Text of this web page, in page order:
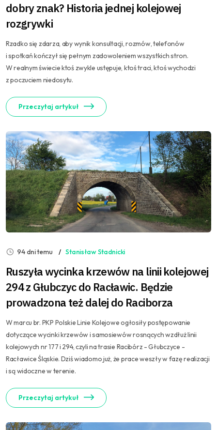
dobry znak? Historia jednej kolejowej
rozgrywki
Rzadko się zdarza, aby wynik konsultacji, rozmów, telefonów
i spotkań kończył się pełnym zadowoleniem wszystkich stron.
W realnym świecie ktoś zwykle ustępuje, ktoś traci, ktoś wychodzi
z poczuciem niedosytu.
Przeczytaj artykuł
94 dni temu Stanisław Stadnicki
Ruszyła wycinka krzewów na linii kolejowej
294 z Głubczyc do Racławic. Będzie
prowadzona też dalej do Raciborza
W marcu br. PKP Polskie Linie Kolejowe ogłosiły postępowanie
dotyczące wycinki krzewów i samosiewów rosnących wzdłuż linii
kolejowych nr 177 i 294, czyli na trasie Racibórz - Głubczyce -
Racławice Śląskie. Dziś wiadomo już, że prace weszły w fazę realizacji
i są widoczne w terenie.
Przeczytaj artykuł